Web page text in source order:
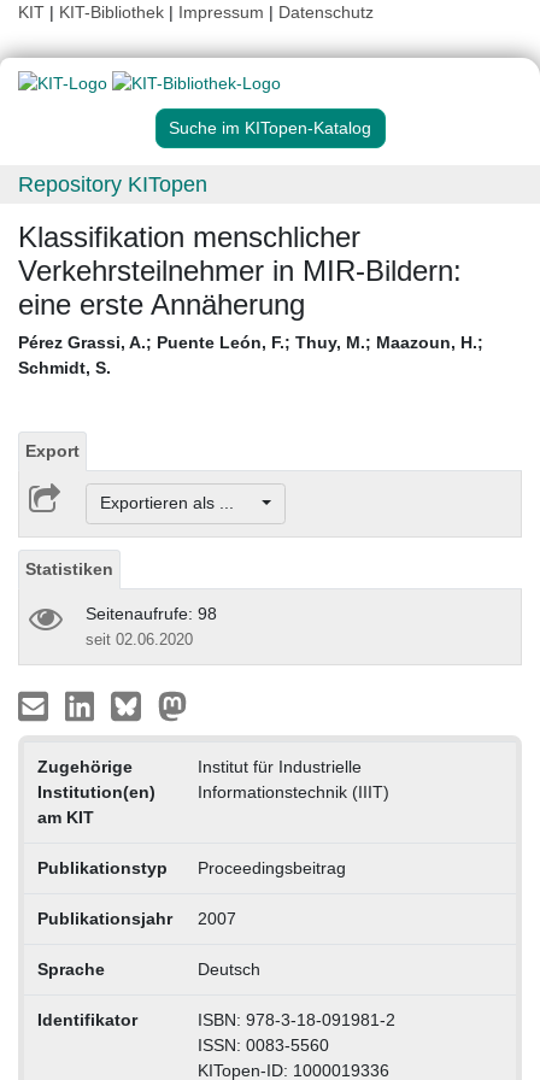
KIT | KIT-Bibliothek | Impressum | Datenschutz
Suche im KITopen-Katalog
Repository KITopen
Klassifikation menschlicher
Verkehrsteilnehmer in MIR-Bildern:
eine erste Annäherung
Pérez Grassi, A.; Puente León, F.; Thuy, M.; Maazoun, H.;
Schmidt, S.
Export
Exportieren als ...
Statistiken
Seitenaufrufe: 98
seit 02.06.2020
Zugehörige
Institution(en)
am KIT
Institut für Industrielle
Informationstechnik (IIIT)
Publikationstyp Proceedingsbeitrag
Publikationsjahr 2007
Sprache Deutsch
Identifikator
ISBN: 978-3-18-091981-2
ISSN: 0083-5560
KITopen-ID: 1000019336